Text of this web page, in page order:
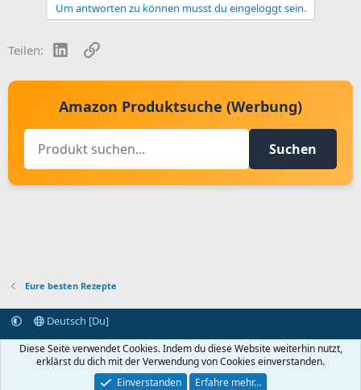
Um antworten zu können musst du eingeloggt sein.
Teilen: LinkedInLink
Amazon Produktsuche (Werbung)
Suchen
Eure besten Rezepte
Deutsch [Du]
Kontakt aufnehmen
Bedingungen und Regeln
Datenschutz
Startseite
R
S
Community platform by XenForo® © 2010-2024 XenForo Ltd.
Diese Seite verwendet Cookies. Indem du diese Website weiterhin nutzt,
erklärst du dich mit der Verwendung von Cookies einverstanden.
Einverstanden
Erfahre mehr…